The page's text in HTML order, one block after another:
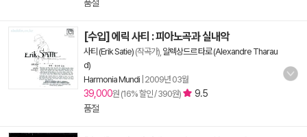
품절
[수입] 에릭 사티 : 피아노곡과 실내악
사티 (Erik Satie) (작곡가), 알렉상드르 타로 (Alexandre Tharau
d)
Harmonia Mundi 2009년 03월
39,000원 (16% 할인 / 390원)
9.5
품절